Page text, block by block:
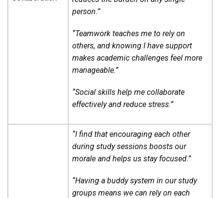
person.”
“Teamwork teaches me to rely on
others, and knowing I have support
makes academic challenges feel more
manageable.”
“Social skills help me collaborate
effectively and reduce stress.”
“I find that encouraging each other
during study sessions boosts our
morale and helps us stay focused.”
“Having a buddy system in our study
groups means we can rely on each